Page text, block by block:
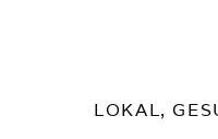
LOKAL,